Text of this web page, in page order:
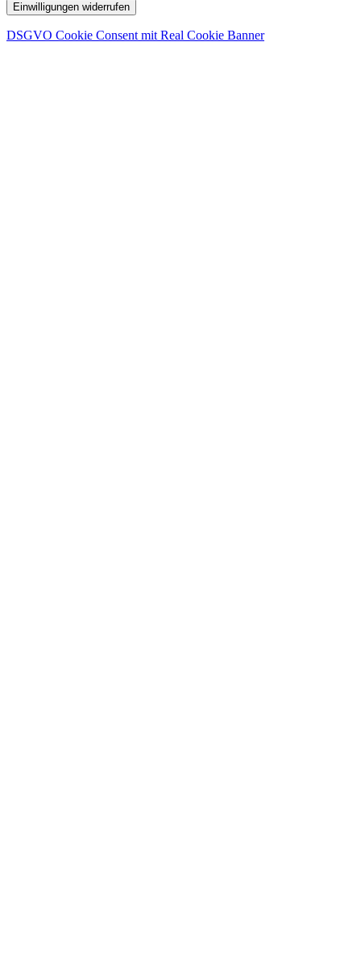
Einwilligungen widerrufen
DSGVO Cookie Consent mit Real Cookie Banner